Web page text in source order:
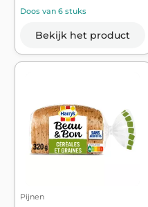
Doos van 6 stuks
Bekijk het product
Pijnen